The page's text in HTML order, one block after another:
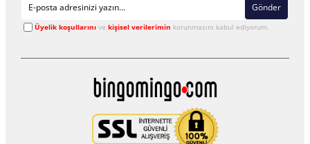
Gönder
Üyelik koşullarınıve kişisel verilerimin korunmasını kabul ediyorum.